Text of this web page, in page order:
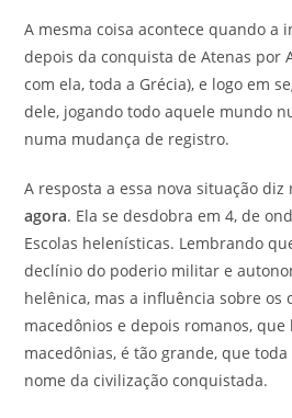
A mesma coisa acontece quando a
depois da conquista de Atenas por
com ela, toda a Grécia), e logo em
dele, jogando todo aquele mundo
numa mudança de registro.
A resposta a essa nova situação
agora. Ela se desdobra em 4, de
Escolas helenísticas. Lembrando
declínio do poderio militar e
helênica, mas a influência sobre os
macedônios e depois romanos,
macedônias, é tão grande, que
nome da civilização conquistada.